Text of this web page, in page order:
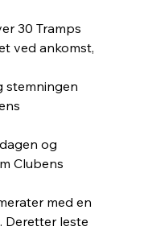
30 Tramps
ved ankomst,
stemningen
og
Clubens
med en
Deretter leste